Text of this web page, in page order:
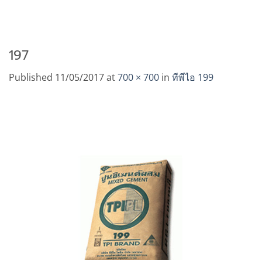
197
Published 11/05/2017at700 × 700 in ทีพีไอ 199